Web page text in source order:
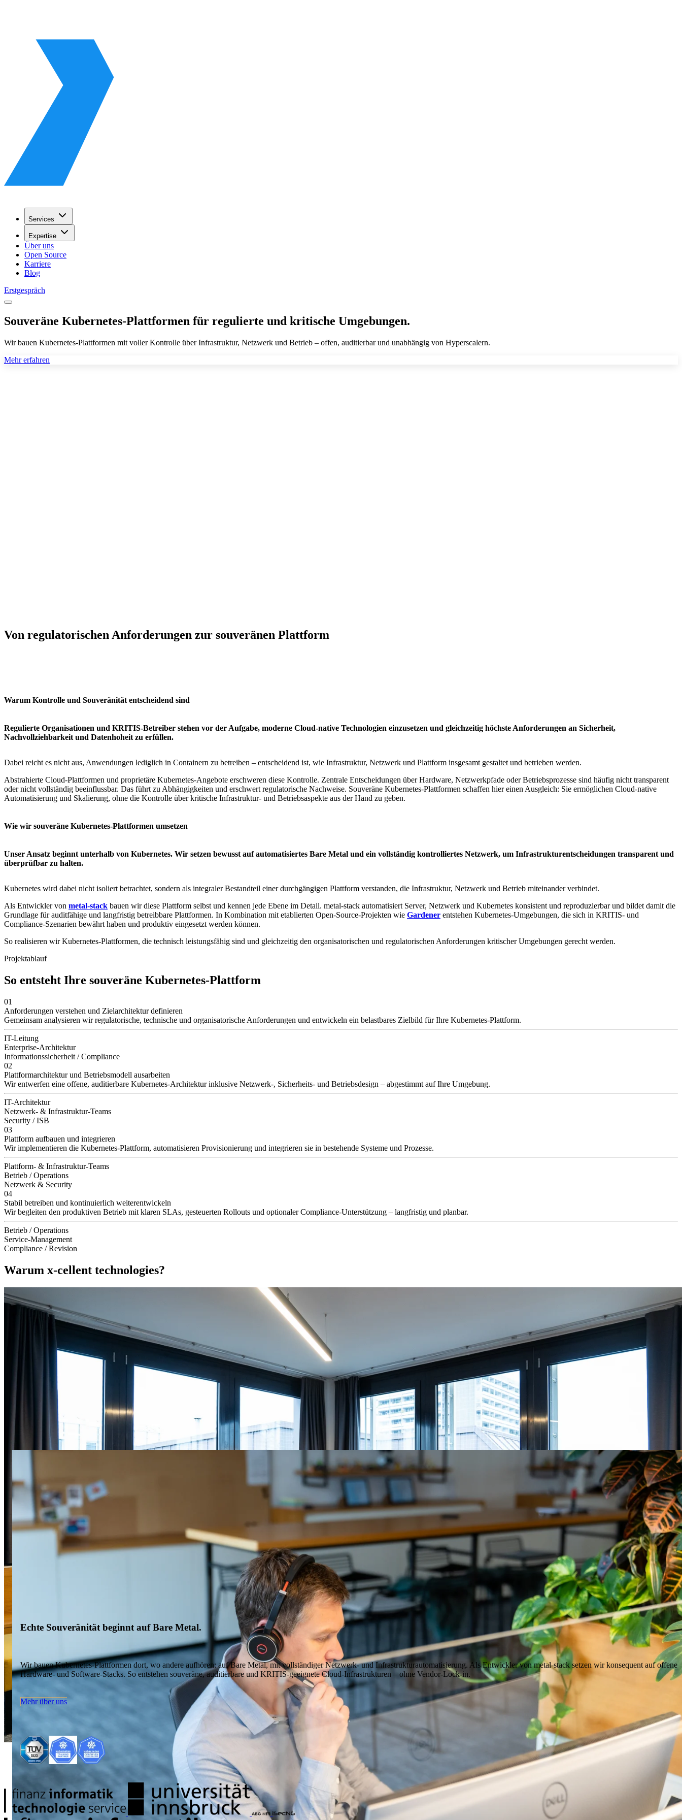
Services
Expertise
Über uns
Open Source
Karriere
Blog
Erstgespräch
Souveräne Kubernetes-Plattformen für regulierte und kritische Umgebungen.
Wir bauen Kubernetes-Plattformen mit voller Kontrolle über Infrastruktur, Netzwerk und Betrieb – offen, auditierbar und unabhängig von Hyperscalern.
Mehr erfahren
Von regulatorischen Anforderungen zur souveränen Plattform
Warum Kontrolle und Souveränität entscheidend sind
Regulierte Organisationen und KRITIS-Betreiber stehen vor der Aufgabe, moderne Cloud-native Technologien einzusetzen und gleichzeitig höchste Anforderungen an Sicherheit,
Nachvollziehbarkeit und Datenhoheit zu erfüllen.
Dabei reicht es nicht aus, Anwendungen lediglich in Containern zu betreiben – entscheidend ist, wie Infrastruktur, Netzwerk und Plattform insgesamt gestaltet und betrieben werden.
Abstrahierte Cloud-Plattformen und proprietäre Kubernetes-Angebote erschweren diese Kontrolle. Zentrale Entscheidungen über Hardware, Netzwerkpfade oder Betriebsprozesse sind häufig nicht transparent
oder nicht vollständig beeinflussbar. Das führt zu Abhängigkeiten und erschwert regulatorische Nachweise. Souveräne Kubernetes-Plattformen schaffen hier einen Ausgleich: Sie ermöglichen Cloud-native
Automatisierung und Skalierung, ohne die Kontrolle über kritische Infrastruktur- und Betriebsaspekte aus der Hand zu geben.
Wie wir souveräne Kubernetes-Plattformen umsetzen
Unser Ansatz beginnt unterhalb von Kubernetes. Wir setzen bewusst auf automatisiertes Bare Metal und ein vollständig kontrolliertes Netzwerk, um Infrastrukturentscheidungen transparent und
überprüfbar zu halten.
Kubernetes wird dabei nicht isoliert betrachtet, sondern als integraler Bestandteil einer durchgängigen Plattform verstanden, die Infrastruktur, Netzwerk und Betrieb miteinander verbindet.
Als Entwickler von metal-stack bauen wir diese Plattform selbst und kennen jede Ebene im Detail. metal-stack automatisiert Server, Netzwerk und Kubernetes konsistent und reproduzierbar und bildet damit die
Grundlage für auditfähige und langfristig betreibbare Plattformen. In Kombination mit etablierten Open-Source-Projekten wie Gardener entstehen Kubernetes-Umgebungen, die sich in KRITIS- und
Compliance-Szenarien bewährt haben und produktiv eingesetzt werden können.
So realisieren wir Kubernetes-Plattformen, die technisch leistungsfähig sind und gleichzeitig den organisatorischen und regulatorischen Anforderungen kritischer Umgebungen gerecht werden.
Projektablauf
So entsteht Ihre souveräne Kubernetes-Plattform
01
Anforderungen verstehen und Zielarchitektur definieren
Gemeinsam analysieren wir regulatorische, technische und organisatorische Anforderungen und entwickeln ein belastbares Zielbild für Ihre Kubernetes-Plattform.
IT-Leitung
Enterprise-Architektur
Informationssicherheit / Compliance
02
Plattformarchitektur und Betriebsmodell ausarbeiten
Wir entwerfen eine offene, auditierbare Kubernetes-Architektur inklusive Netzwerk-, Sicherheits- und Betriebsdesign – abgestimmt auf Ihre Umgebung.
IT-Architektur
Netzwerk- & Infrastruktur-Teams
Security / ISB
03
Plattform aufbauen und integrieren
Wir implementieren die Kubernetes-Plattform, automatisieren Provisionierung und integrieren sie in bestehende Systeme und Prozesse.
Plattform- & Infrastruktur-Teams
Betrieb / Operations
Netzwerk & Security
04
Stabil betreiben und kontinuierlich weiterentwickeln
Wir begleiten den produktiven Betrieb mit klaren SLAs, gesteuerten Rollouts und optionaler Compliance-Unterstützung – langfristig und planbar.
Betrieb / Operations
Service-Management
Compliance / Revision
Warum x-cellent technologies?
Echte Souveränität beginnt auf Bare Metal.
Wir bauen Kubernetes-Plattformen dort, wo andere aufhören: auf Bare Metal, mit vollständiger Netzwerk- und Infrastrukturautomatisierung. Als Entwickler von metal-stack setzen wir konsequent auf offene
Hardware- und Software-Stacks. So entstehen souveräne, auditierbare und KRITIS-geeignete Cloud-Infrastrukturen – ohne Vendor-Lock-in.
Mehr über uns